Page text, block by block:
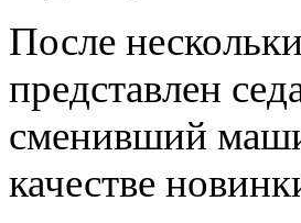
После
представлен
сменивший
качестве